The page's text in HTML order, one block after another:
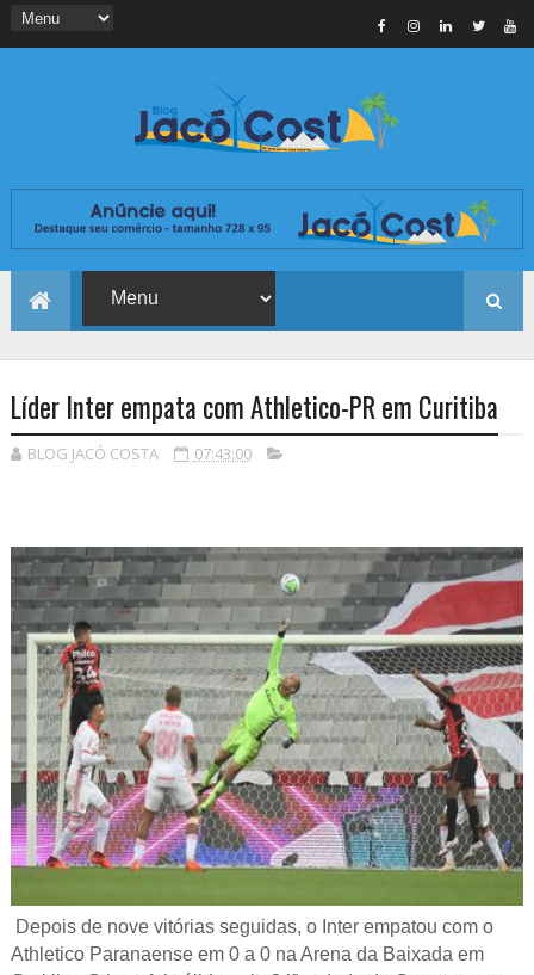
Líder Inter empata com Athletico-PR em Curitiba
BLOG JACÓ COSTA 07:43:00
Depois de nove vitórias seguidas, o Inter empatou com o
Athletico Paranaense em 0 a 0 na Arena da Baixada em